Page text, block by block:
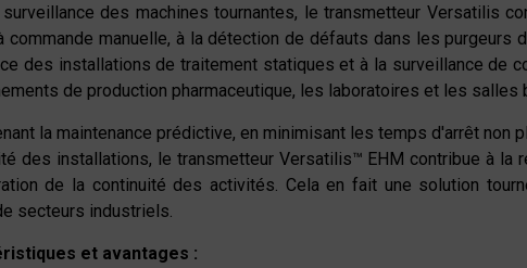
surveillance des machines tournantes, le transmetteur Versatilis
commande manuelle, à la détection de défauts dans les purgeurs
des installations de traitement statiques et à la surveillance de
de production pharmaceutique, les laboratoires et les salles
la maintenance prédictive, en minimisant les temps d'arrêt non
des installations, le transmetteur Versatilis™ EHM contribue à la
de la continuité des activités. Cela en fait une solution
secteurs industriels.
et avantages :